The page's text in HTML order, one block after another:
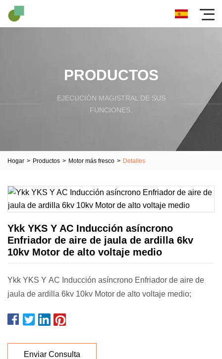
PRODUCTOS
EJECUCIÓN MAGISTRAL DE SUS
FUNCIONES.
Hogar > Productos > Motor más fresco > Detalles
Ykk YKS Y AC Inducción asíncrono
Enfriador de aire de jaula de ardilla 6kv
10kv Motor de alto voltaje medio
Ykk YKS Y AC Inducción asíncrono Enfriador de aire de
jaula de ardilla 6kv 10kv Motor de alto voltaje medio;
Enviar Consulta